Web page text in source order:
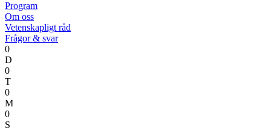
Program
Om oss
Vetenskapligt råd
Frågor & svar
0
D
0
T
0
M
0
S